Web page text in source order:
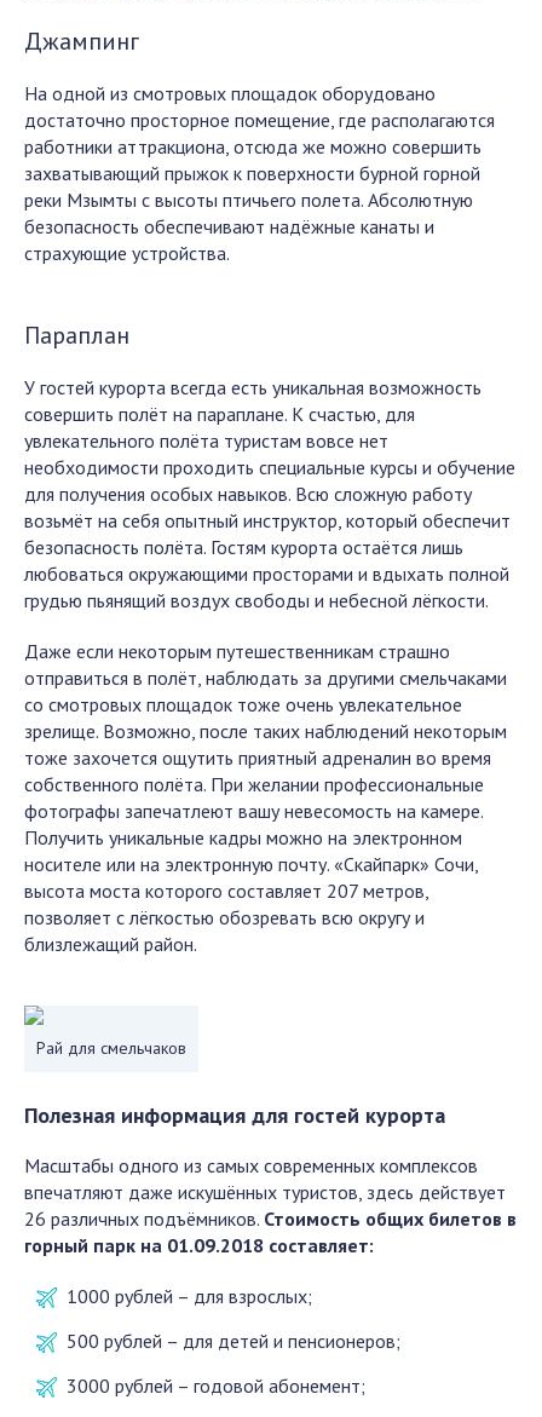
Джампинг
На одной из смотровых площадок оборудовано
достаточно просторное помещение, где располагаются
работники аттракциона, отсюда же можно совершить
захватывающий прыжок к поверхности бурной горной
реки Мзымты с высоты птичьего полета. Абсолютную
безопасность обеспечивают надёжные канаты и
страхующие устройства.
Параплан
У гостей курорта всегда есть уникальная возможность
совершить полёт на параплане. К счастью, для
увлекательного полёта туристам вовсе нет
необходимости проходить специальные курсы и обучение
для получения особых навыков. Всю сложную работу
возьмёт на себя опытный инструктор, который обеспечит
безопасность полёта. Гостям курорта остаётся лишь
любоваться окружающими просторами и вдыхать полной
грудью пьянящий воздух свободы и небесной лёгкости.
Даже если некоторым путешественникам страшно
отправиться в полёт, наблюдать за другими смельчаками
со смотровых площадок тоже очень увлекательное
зрелище. Возможно, после таких наблюдений некоторым
тоже захочется ощутить приятный адреналин во время
собственного полёта. При желании профессиональные
фотографы запечатлеют вашу невесомость на камере.
Получить уникальные кадры можно на электронном
носителе или на электронную почту. «Скайпарк» Сочи,
высота моста которого составляет 207 метров,
позволяет с лёгкостью обозревать всю округу и
близлежащий район.
Рай для смельчаков
Полезная информация для гостей курорта
Масштабы одного из самых современных комплексов
впечатляют даже искушённых туристов, здесь действует
26 различных подъёмников. Стоимость общих билетов в
горный парк на 01.09.2018 составляет:
1000 рублей – для взрослых;
500 рублей – для детей и пенсионеров;
3000 рублей – годовой абонемент;